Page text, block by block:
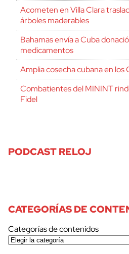
Acometen en Villa Clara
árboles maderables
Bahamas envía a Cuba
medicamentos
Amplia cosecha cubana en
Combatientes del MININT
Fidel
PODCAST RELOJ
CATEGORÍAS DE
Categorías de contenidos